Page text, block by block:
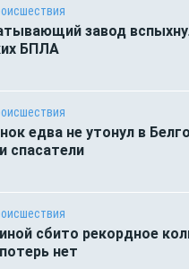
завод
БПЛА
едва не утонул в
спасатели
сбито рекордное
нет